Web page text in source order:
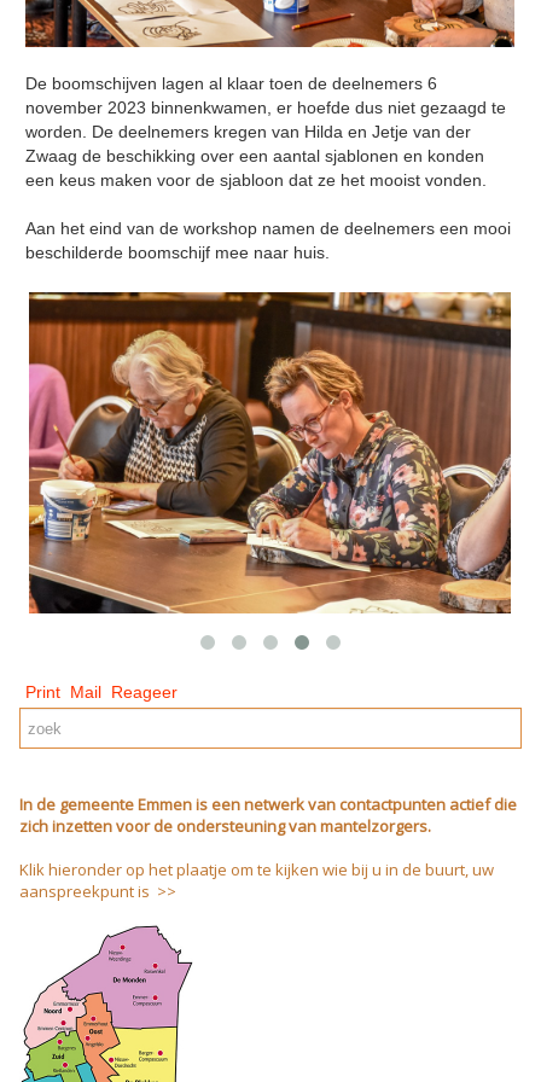
De boomschijven lagen al klaar toen de deelnemers 6
november 2023 binnenkwamen, er hoefde dus niet gezaagd te
worden. De deelnemers kregen van Hilda en Jetje van der
Zwaag de beschikking over een aantal sjablonen en konden
een keus maken voor de sjabloon dat ze het mooist vonden.
Aan het eind van de workshop namen de deelnemers een mooi
beschilderde boomschijf mee naar huis.
Print Mail Reageer
In de gemeente Emmen is een netwerk van contactpunten actief die
zich inzetten voor de ondersteuning van mantelzorgers.
Klik hieronder op het plaatje om te kijken wie bij u in de buurt, uw
aanspreekpunt is >>